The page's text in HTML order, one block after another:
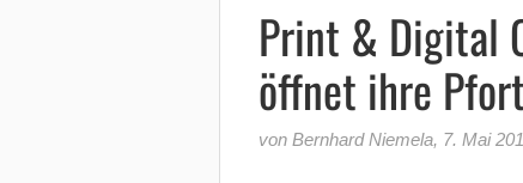
Print & Digital
öffnet ihre
von Bernhard Niemela, 7. Mai